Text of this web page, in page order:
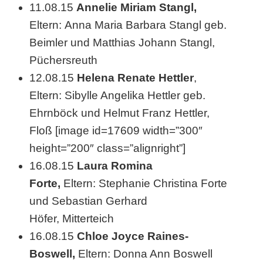
e
w
h
1
11.08.15 Annelie Miriam Stangl,
Eltern: Anna Maria Barbara Stangl geb.
Beimler und Matthias Johann Stangl,
Püchersreuth
12.08.15 Helena Renate Hettler,
Eltern: Sibylle Angelika Hettler geb.
Ehrnböck und Helmut Franz Hettler,
Floß [image id=17609 width=”300″
height=”200″ class=”alignright”]
16.08.15 Laura Romina
Forte, Eltern: Stephanie Christina Forte
und Sebastian Gerhard
Höfer, Mitterteich
16.08.15 Chloe Joyce Raines-
Boswell, Eltern: Donna Ann Boswell